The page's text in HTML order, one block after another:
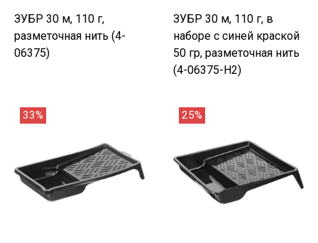
ЗУБР 30 м, 110 г,
разметочная нить (4-
06375)
ЗУБР 30 м, 110 г, в
наборе с синей краской
50 гр, разметочная нить
(4-06375-H2)
33% 25%